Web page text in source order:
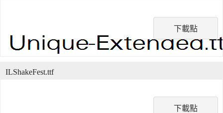
下載點
下載點
ILShakeFest.ttf